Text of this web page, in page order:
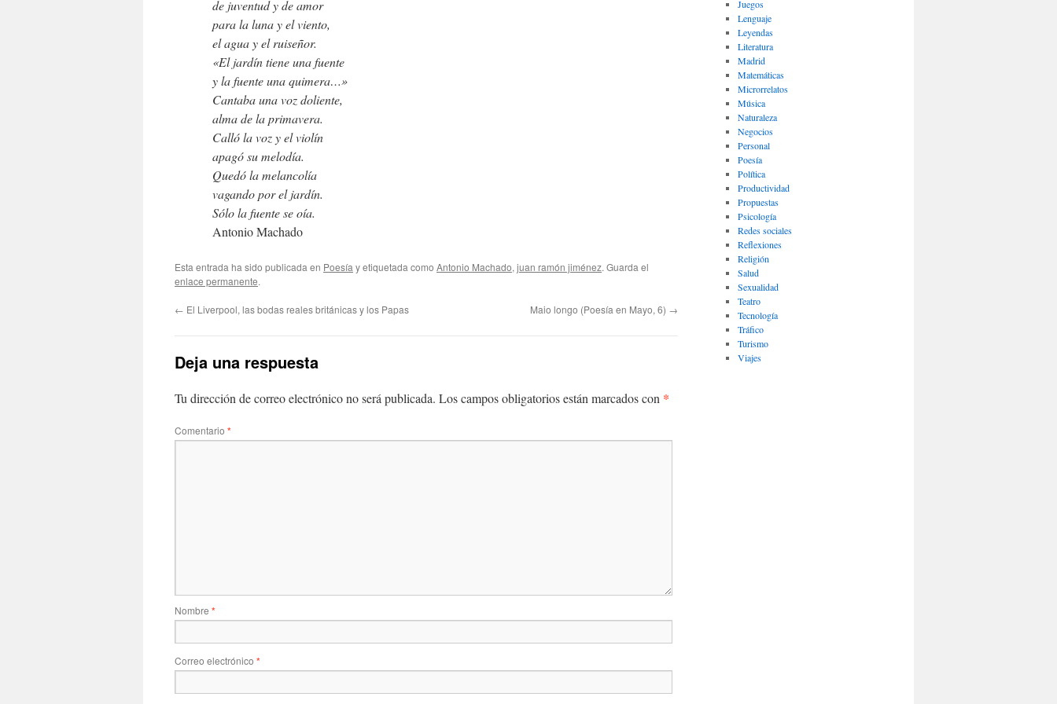
de juventud y de amor
para la luna y el viento,
el agua y el ruiseñor.
«El jardín tiene una fuente
y la fuente una quimera…»
Cantaba una voz doliente,
alma de la primavera.
Calló la voz y el violín
apagó su melodía.
Quedó la melancolía
vagando por el jardín.
Sólo la fuente se oía.
Antonio Machado
Esta entrada ha sido publicada en Poesía y etiquetada como Antonio Machado, juan ramón jiménez. Guarda el
enlace permanente.
← El Liverpool, las bodas reales británicas y los Papas Maio longo (Poesía en Mayo, 6) →
Deja una respuesta
Tu dirección de correo electrónico no será publicada. Los campos obligatorios están marcados con *
Comentario *
Nombre *
Correo electrónico *
Juegos
Lenguaje
Leyendas
Literatura
Madrid
Matemáticas
Microrrelatos
Música
Naturaleza
Negocios
Personal
Poesía
Política
Productividad
Propuestas
Psicología
Redes sociales
Reflexiones
Religión
Salud
Sexualidad
Teatro
Tecnología
Tráfico
Turismo
Viajes